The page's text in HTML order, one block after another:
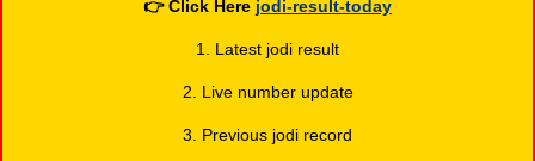
👉Click Here jodi-result-today
1. Latest jodi result
2. Live number update
3. Previous jodi record